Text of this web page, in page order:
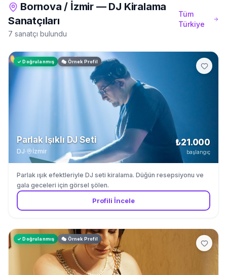
Bornova / İzmir — DJ Kiralama
Sanatçıları
7 sanatçı bulundu
Tüm
Türkiye
✓ Doğrulanmış 🎭 Örnek Profil
Parlak Işıklı DJ Seti
DJ· İzmir
₺21.000
başlangıç
Parlak ışık efektleriyle DJ seti kiralama. Düğün resepsiyonu ve
gala geceleri için görsel şölen.
Profili İncele
✓ Doğrulanmış 🎭 Örnek Profil